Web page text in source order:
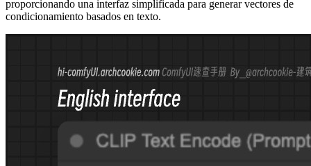
proporcionando una interfaz simplificada para generar vectores de
condicionamiento basados en texto.